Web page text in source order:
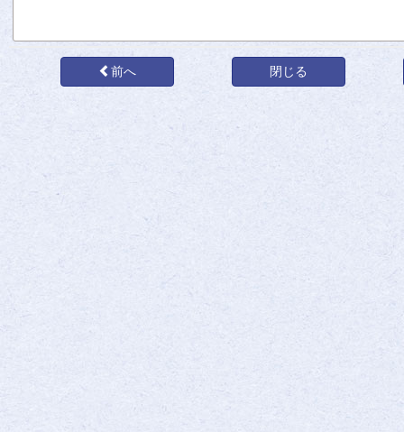
前へ 閉じる